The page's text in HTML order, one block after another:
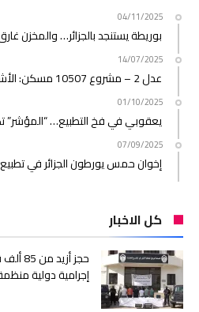
04/11/2025
بوريطة يستنجد بالجزائر… والمخزن
14/07/2025
عدل 2 – مشروع 10507 مسكن: الأشغال تتعثر والآجال تتبخر!
01/10/2025
يعقوبي في فخ التطبيع…
07/09/2025
إخوان حمس يورطون الجزائر في
كل الاخبار
حجز
إجرامية دولية